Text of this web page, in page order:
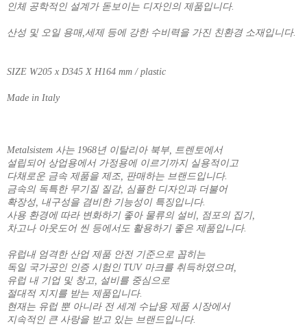
인체 공학적인 설계가 돋보이는 디자인의 제품입니다.
산성 및 오일 용매,세제 등에 강한 수비력을 가진 친환경 소재입니다.
SIZE W205 x D345 X H164 mm / plastic
Made in Italy
Metalsistem 사는 1968년 이탈리아 북부, 트렌토에서
설립되어 상업용에서 가정용에 이르기까지 실용적이고
다채로운 금속 제품을 제조, 판매하는 브랜드입니다.
금속의 독특한 무기질 질감, 심플한 디자인과 더불어
확장성, 내구성을 겸비한 기능성이 특징입니다.
사용 환경에 따라 변화하기 좋아 물류의 설비, 점포의 집기,
차고나 아웃도어 씬 등에서도 활용하기 좋은 제품입니다.
유럽내 엄격한 산업 제품 안전 기준으로 꼽히는
독일 국가공인 인증 시험인 TUV 마크를 취득하였으며,
유럽 내 기업 및 창고, 설비를 중심으로
절대적 지지를 받는 제품입니다.
현재는 유럽 뿐 아니라 전 세계 수납용 제품 시장에서
지속적인 큰 사랑을 받고 있는 브랜드입니다.